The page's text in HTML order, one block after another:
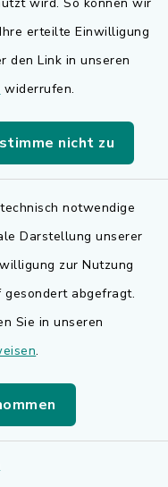
erteilte Einwilligung
den Link in unseren
widerrufen.
nicht zu
notwendige
Darstellung unserer
zur Nutzung
abgefragt.
Sie in unseren
.
Mehr lesen
Unterer
Uhr